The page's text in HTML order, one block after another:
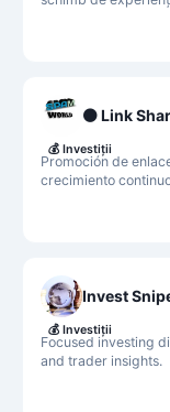
⚫ Link
Promoción de
crecimiento
💰 Investiții
Invest
Focused investing
and trader insights.
💰 Investiții